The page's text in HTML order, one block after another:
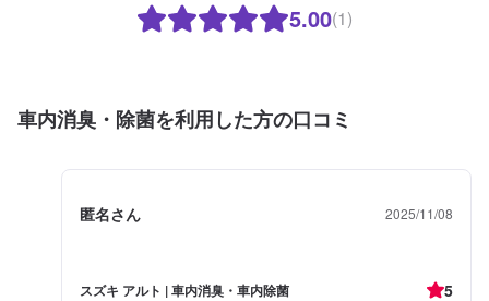
5.00(1)
車内消臭・除菌を利用した方の口コミ
匿名さん 2025/11/08
スズキ アルト | 車内消臭・車内除菌 5